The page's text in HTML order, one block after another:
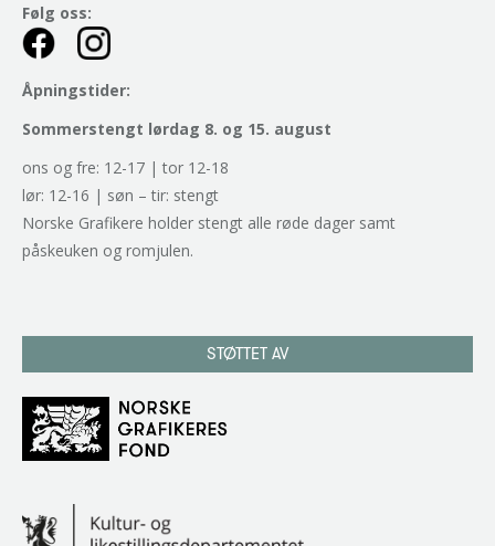
Følg oss:
Åpningstider:
Sommerstengt lørdag 8. og 15. august
ons og fre: 12-17 | tor 12-18
lør: 12-16 | søn – tir: stengt
Norske Grafikere holder stengt alle røde dager samt
påskeuken og romjulen.
STØTTET AV